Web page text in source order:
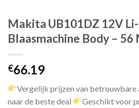
Makita UB101DZ 12V
Blaasmachine Body – 56
€66.19
Vergelijk prijzen van betrouwbare
naar de beste deal
Geschikt voor